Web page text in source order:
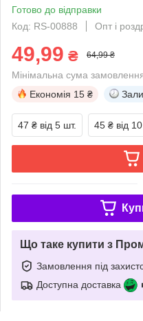
Готово до відправки
Код: RS-00888
Опт і
49,99 ₴ 64,99 ₴
Мінімальна сума
Економія 15 ₴
47 ₴ від 5 шт. 45 ₴ від
Що таке купити з
Замовлення під
Доступна доставка